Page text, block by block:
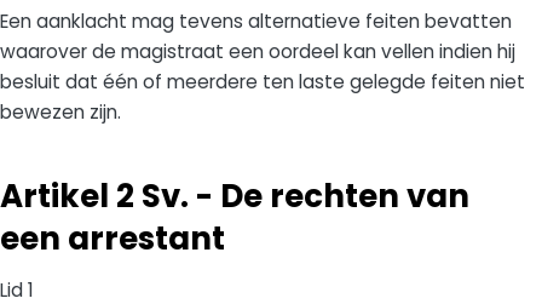
Een aanklacht mag tevens alternatieve feiten bevatten
waarover de magistraat een oordeel kan vellen indien hij
besluit dat één of meerdere ten laste gelegde feiten niet
bewezen zijn.
Artikel 2 Sv. - De rechten van
een arrestant
Lid 1